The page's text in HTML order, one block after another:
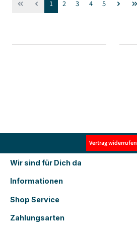
Seite
1 Seite
2 Seite
3 Seite
4 Seite
5
Vertrag widerrufen
Wir sind für Dich da
Informationen
Shop Service
Zahlungsarten